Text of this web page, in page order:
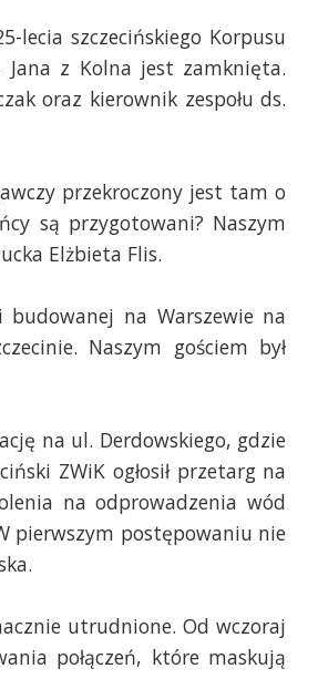
lecia szczecińskiego Korpusu
z Kolna jest zamknięta.
oraz kierownik zespołu ds.
przekroczony jest tam o
są przygotowani? Naszym
Elżbieta Flis.
na Warszewie na
Naszym gościem był
na ul. Derdowskiego, gdzie
ZWiK ogłosił przetarg na
na odprowadzenia wód
pierwszym postępowaniu nie
utrudnione. Od wczoraj
połączeń, które maskują